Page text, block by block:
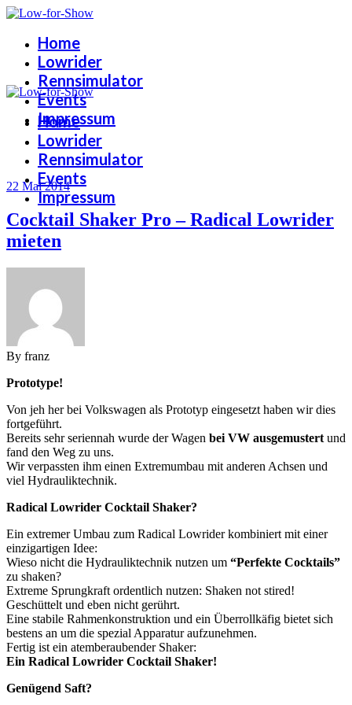
Home
Lowrider
Rennsimulator
Events
Impressum
Home
Lowrider
Rennsimulator
Events
Impressum
22 Mai 2014
Cocktail Shaker Pro – Radical Lowrider
mieten
By franz
Prototype!
Von jeh her bei Volkswagen als Prototyp eingesetzt haben wir dies
fortgeführt.
Bereits sehr seriennah wurde der Wagen bei VW ausgemustert und
fand den Weg zu uns.
Wir verpassten ihm einen Extremumbau mit anderen Achsen und
viel Hydrauliktechnik.
Radical Lowrider Cocktail Shaker?
Ein extremer Umbau zum Radical Lowrider kombiniert mit einer
einzigartigen Idee:
Wieso nicht die Hydrauliktechnik nutzen um “Perfekte Cocktails”
zu shaken?
Extreme Sprungkraft ordentlich nutzen: Shaken not stired!
Geschüttelt und eben nicht gerührt.
Eine stabile Rahmenkonstruktion und ein Überrollkäfig bietet sich
bestens an um die spezial Apparatur aufzunehmen.
Fertig ist ein atemberaubender Shaker:
Ein Radical Lowrider Cocktail Shaker!
Genügend Saft?